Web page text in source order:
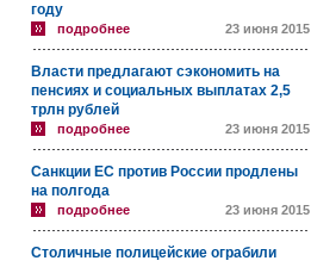
году
подробнее 23 июня 2015
Власти предлагают сэкономить на
пенсиях и социальных выплатах 2,5
трлн рублей
подробнее 23 июня 2015
Санкции ЕС против России продлены
на полгода
подробнее 23 июня 2015
Столичные полицейские ограбили